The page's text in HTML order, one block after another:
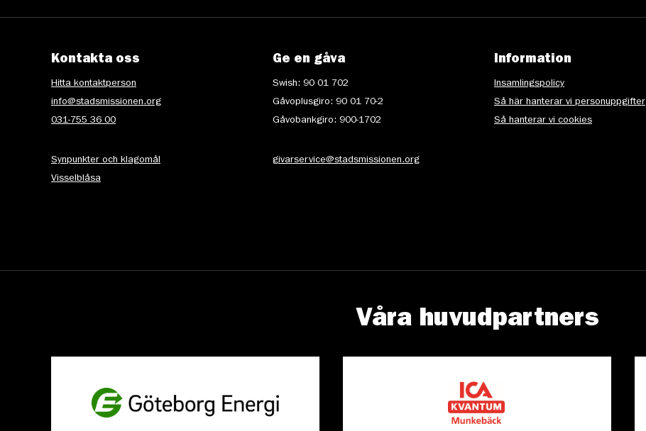
Kontakta oss
Hitta kontaktperson
info@stadsmissionen.org
031-755 36 00
Synpunkter och klagomål
Visselblåsa
Ge en gåva
Swish: 90 01 702
Gåvoplusgiro: 90 01 70-2
Gåvobankgiro: 900-1702
givarservice@stadsmissionen.org
Information
Insamlingspolicy
Så här hanterar vi personuppgifter
Så hanterar vi cookies
Våra huvudpartners